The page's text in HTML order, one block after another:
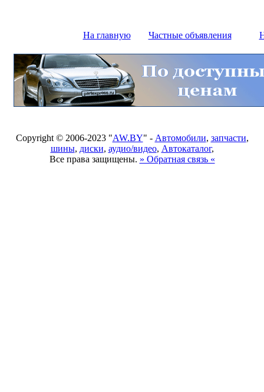
На главную Частные объявления
Copyright © 2006-2023 "AW.BY" - Автомобили, запчасти,
шины, диски, аудио/видео, Автокаталог,
Все права защищены. » Обратная связь «